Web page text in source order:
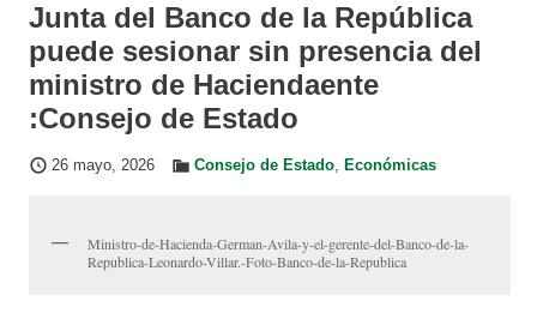
Junta del Banco de la República
puede sesionar sin presencia del
ministro de Haciendaente
:Consejo de Estado
26 mayo, 2026 Consejo de Estado, Económicas
Ministro-de-Hacienda-German-Avila-y-el-gerente-del-Banco-de-la-
Republica-Leonardo-Villar.-Foto-Banco-de-la-Republica